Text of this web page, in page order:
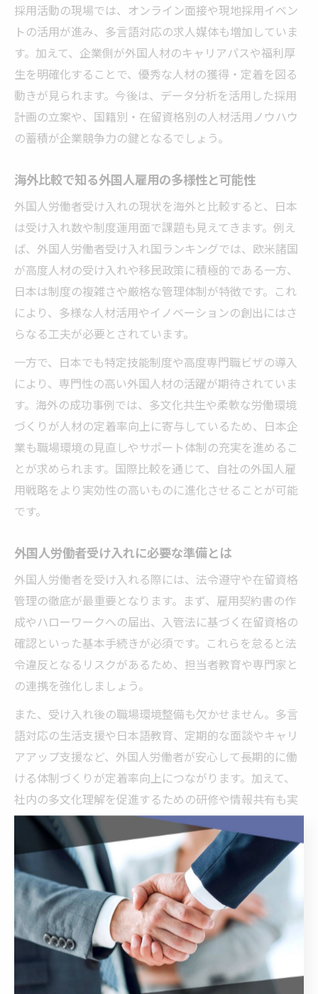
採用活動の現場では、オンライン面接や現地採用イベン
トの活用が進み、多言語対応の求人媒体も増加していま
す。加えて、企業側が外国人材のキャリアパスや福利厚
生を明確化することで、優秀な人材の獲得・定着を図る
動きが見られます。今後は、データ分析を活用した採用
計画の立案や、国籍別・在留資格別の人材活用ノウハウ
の蓄積が企業競争力の鍵となるでしょう。
海外比較で知る外国人雇用の多様性と可能性
外国人労働者受け入れの現状を海外と比較すると、日本
は受け入れ数や制度運用面で課題も見えてきます。例え
ば、外国人労働者受け入れ国ランキングでは、欧米諸国
が高度人材の受け入れや移民政策に積極的である一方、
日本は制度の複雑さや厳格な管理体制が特徴です。これ
により、多様な人材活用やイノベーションの創出にはさ
らなる工夫が必要とされています。
一方で、日本でも特定技能制度や高度専門職ビザの導入
により、専門性の高い外国人材の活躍が期待されていま
す。海外の成功事例では、多文化共生や柔軟な労働環境
づくりが人材の定着率向上に寄与しているため、日本企
業も職場環境の見直しやサポート体制の充実を進めるこ
とが求められます。国際比較を通じて、自社の外国人雇
用戦略をより実効性の高いものに進化させることが可能
です。
外国人労働者受け入れに必要な準備とは
外国人労働者を受け入れる際には、法令遵守や在留資格
管理の徹底が最重要となります。まず、雇用契約書の作
成やハローワークへの届出、入管法に基づく在留資格の
確認といった基本手続きが必須です。これらを怠ると法
令違反となるリスクがあるため、担当者教育や専門家と
の連携を強化しましょう。
また、受け入れ後の職場環境整備も欠かせません。多言
語対応の生活支援や日本語教育、定期的な面談やキャリ
アアップ支援など、外国人労働者が安心して長期的に働
ける体制づくりが定着率向上につながります。加えて、
社内の多文化理解を促進するための研修や情報共有も実
施し、トラブルやミスマッチを未然に防ぐことが大切で
人手不足時代の企業に必要な外国人
雇用対策
人手不足解消に向けた外国人雇用活用のポイント